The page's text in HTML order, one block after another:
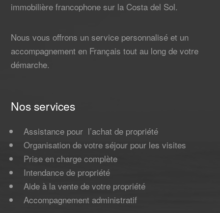
immobilière francophone sur la Costa del Sol.
Nous vous offrons un service personnalisé et un
accompagnement en Français tout au long de votre
démarche.
Nos services
Assistance pour l’achat de propriété
Organisation de votre séjour pour les visites
Prise en charge complète
Intendance de propriété
Aide à la vente de votre propriété
Accompagnement administratif